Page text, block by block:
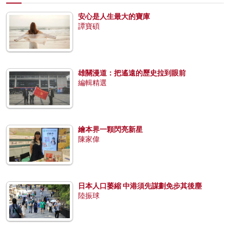
安心是人生最大的寶庫
譚寶碩
雄關漫道：把遙遠的歷史拉到眼前
編輯精選
繪本界一顆閃亮新星
陳家偉
日本人口萎縮 中港須先謀劃免步其後塵
陸振球